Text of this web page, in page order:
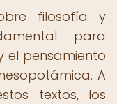
filosofía y
para
el pensamiento
A
textos, los